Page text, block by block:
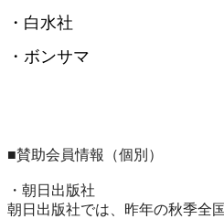
・白水社
・ボンサマ
■賛助会員情報（個別）
・朝日出版社
朝日出版社では、昨年の秋季全